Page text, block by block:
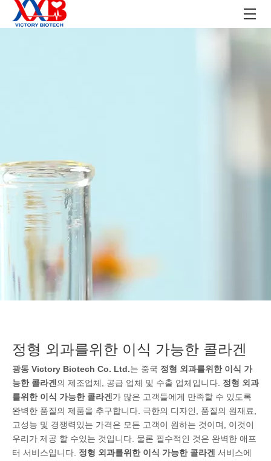
정형 외과를위한 이식 가능한 콜라겐
광동 Victory Biotech Co. Ltd.는 중국 정형 외과를위한 이식 가
능한 콜라겐 의 제조업체, 공급 업체 및 수출 업체입니다. 정형 외과
를위한 이식 가능한 콜라겐 가 많은 고객들에게 만족할 수 있도록
완벽한 품질의 제품을 추구합니다. 극한의 디자인, 품질의 원재료,
고성능 및 경쟁력있는 가격은 모든 고객이 원하는 것이며, 이것이
우리가 제공 할 수있는 것입니다. 물론 필수적인 것은 완벽한 애프
터 서비스입니다. 정형 외과를위한 이식 가능한 콜라겐 서비스에